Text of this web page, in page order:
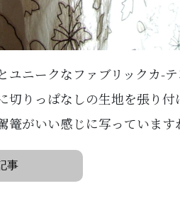
ユニークなファブリックカ-
切りっぱなしの生地を張り
篭がいい感じに写っています
事